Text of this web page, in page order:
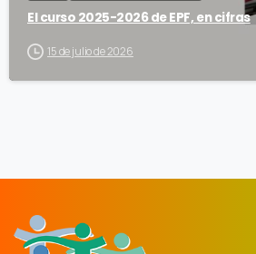
El curso 2025-2026 de EPF, en cifras
15 de julio de 2026